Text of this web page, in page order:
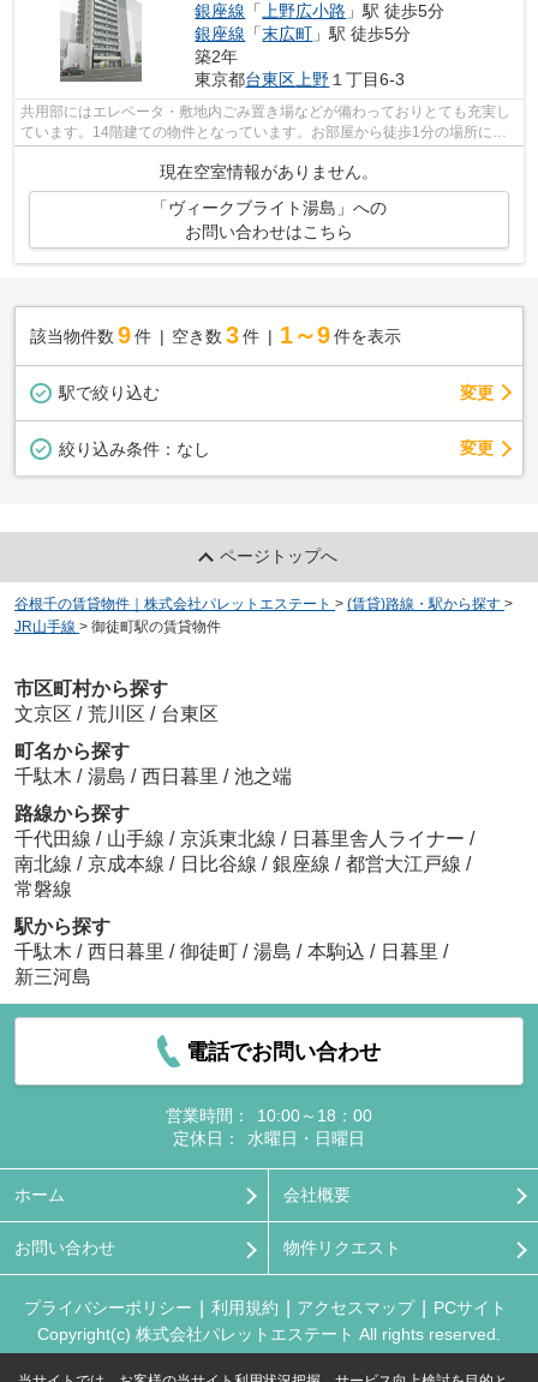
銀座線 「上野広小路 」駅 徒歩5分
銀座線 「末広町 」駅 徒歩5分
築2年
東京都台東区上野１丁目6-3
共用部にはエレベータ・敷地内ごみ置き場などが備わっておりとても充実し
ています。14階建ての物件となっています。お部屋から徒歩1分の場所に駅
現在空室情報がありません。
「ヴィークブライト湯島」への
お問い合わせはこちら
該当物件数 9件 空き数 3 件 1～9 件を表示
駅で絞り込む 変更
絞り込み条件： なし 変更
ページトップへ
谷根千の賃貸物件｜株式会社パレットエステート > (賃貸)路線・駅から探す >
JR山手線 > 御徒町駅の賃貸物件
市区町村から探す
文京区 / 荒川区 / 台東区
町名から探す
千駄木 / 湯島 / 西日暮里 / 池之端
路線から探す
千代田線 / 山手線 / 京浜東北線 / 日暮里舎人ライナー /
南北線 / 京成本線 / 日比谷線 / 銀座線 / 都営大江戸線 /
常磐線
駅から探す
千駄木 / 西日暮里 / 御徒町 / 湯島 / 本駒込 / 日暮里 /
新三河島
電話でお問い合わせ
営業時間：
10:00～18：00
定休日：
水曜日・日曜日
ホーム 会社概要
お問い合わせ 物件リクエスト
プライバシーポリシー 利用規約 アクセスマップ
PCサイト
Copyright(c) 株式会社パレットエステート All rights reserved.